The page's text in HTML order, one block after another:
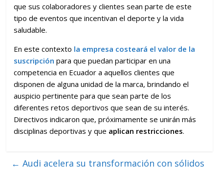
que sus colaboradores y clientes sean parte de este
tipo de eventos que incentivan el deporte y la vida
saludable.
En este contexto la empresa costeará el valor de la
suscripción para que puedan participar en una
competencia en Ecuador a aquellos clientes que
disponen de alguna unidad de la marca, brindando el
auspicio pertinente para que sean parte de los
diferentes retos deportivos que sean de su interés.
Directivos indicaron que, próximamente se unirán más
disciplinas deportivas y que aplican restricciones.
← Audi acelera su transformación con sólidos